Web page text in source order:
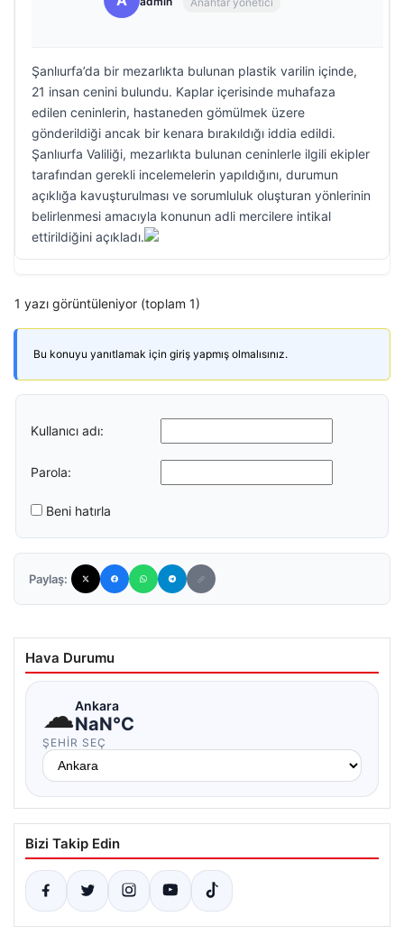
Şanlıurfa’da bir mezarlıkta bulunan plastik varilin içinde,
21 insan cenini bulundu. Kaplar içerisinde muhafaza
edilen ceninlerin, hastaneden gömülmek üzere
gönderildiği ancak bir kenara bırakıldığı iddia edildi.
Şanlıurfa Valiliği, mezarlıkta bulunan ceninlerle ilgili ekipler
tarafından gerekli incelemelerin yapıldığını, durumun
açıklığa kavuşturulması ve sorumluluk oluşturan yönlerinin
belirlenmesi amacıyla konunun adli mercilere intikal
ettirildiğini açıkladı.
1 yazı görüntüleniyor (toplam 1)
Bu konuyu yanıtlamak için giriş yapmış olmalısınız.
Kullanıcı adı:
Parola:
Beni hatırla
Paylaş:
Hava Durumu
☁Ankara
NaN°C
ŞEHIR SEÇ
Bizi Takip Edin